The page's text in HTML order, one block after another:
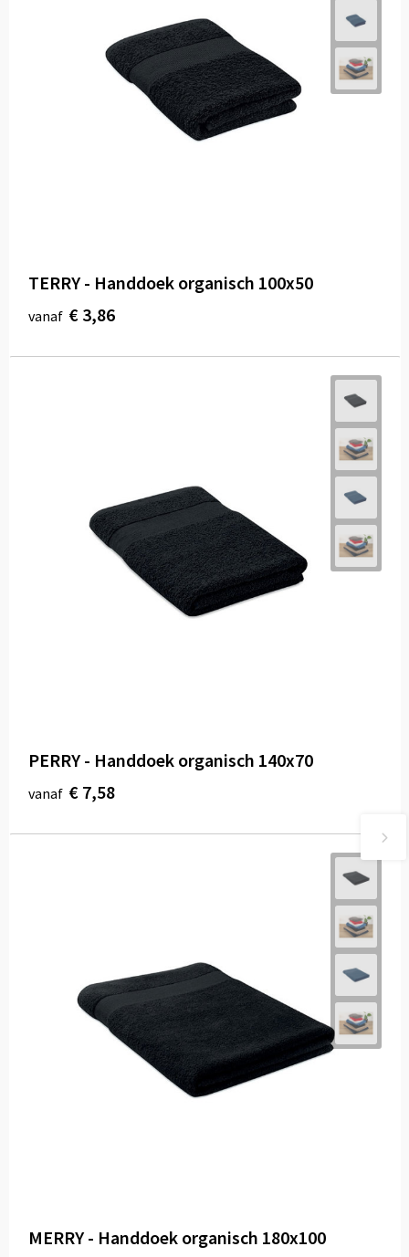
TERRY - Handdoek organisch 100x50
vanaf € 3,86
PERRY - Handdoek organisch 140x70
vanaf € 7,58
MERRY - Handdoek organisch 180x100